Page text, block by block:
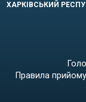
ХАРКІВСЬКИЙ
Правила